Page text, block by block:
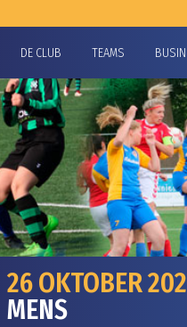
DE CLUB TEAMS
26 OKTOBER
MENS